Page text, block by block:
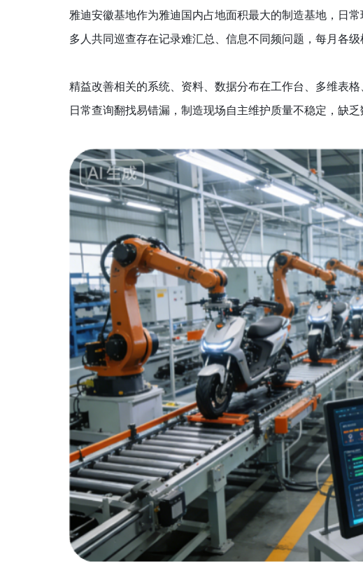
雅迪安徽基地作为雅迪国内占地面积最大的制造基地，日常
多人共同巡查存在记录难汇总、信息不同频问题，每月各
精益改善相关的系统、资料、数据分布在工作台、多维表格
日常查询翻找易错漏，制造现场自主维护质量不稳定，缺乏